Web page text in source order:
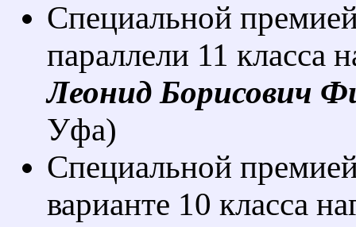
Специальной
параллели 11 класса
Леонид Борисович
Уфа)
Специальной
варианте 10 класса